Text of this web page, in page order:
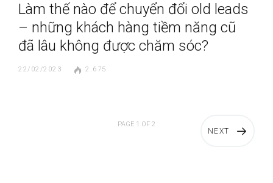
Làm thế nào để chuyển đổi old leads
– những khách hàng tiềm năng cũ
đã lâu không được chăm sóc?
22/02/2023 2.675
NEXT
PAGE 1 OF 2